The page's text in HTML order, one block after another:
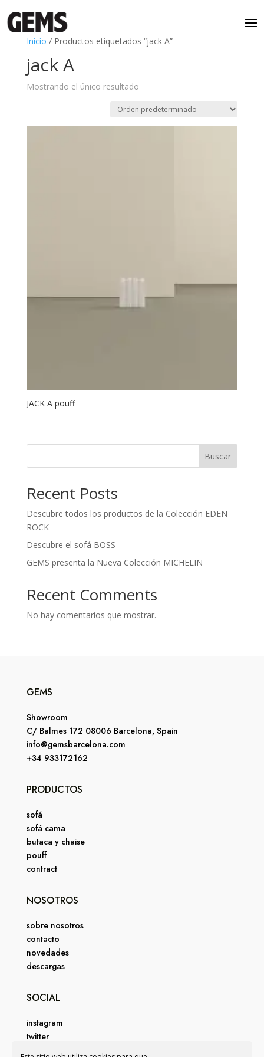
Inicio / Productos etiquetados “jack A”
jack A
Mostrando el único resultado
JACK A pouff
Buscar
Recent Posts
Descubre todos los productos de la Colección EDEN
ROCK
Descubre el sofá BOSS
GEMS presenta la Nueva Colección MICHELIN
Recent Comments
No hay comentarios que mostrar.
GEMS
Showroom
C/ Balmes 172 08006 Barcelona, Spain
info@gemsbarcelona.com
+34 933172162
PRODUCTOS
sofá
sofá cama
butaca y chaise
pouff
contract
NOSOTROS
sobre nosotros
contacto
novedades
descargas
SOCIAL
instagram
twitter